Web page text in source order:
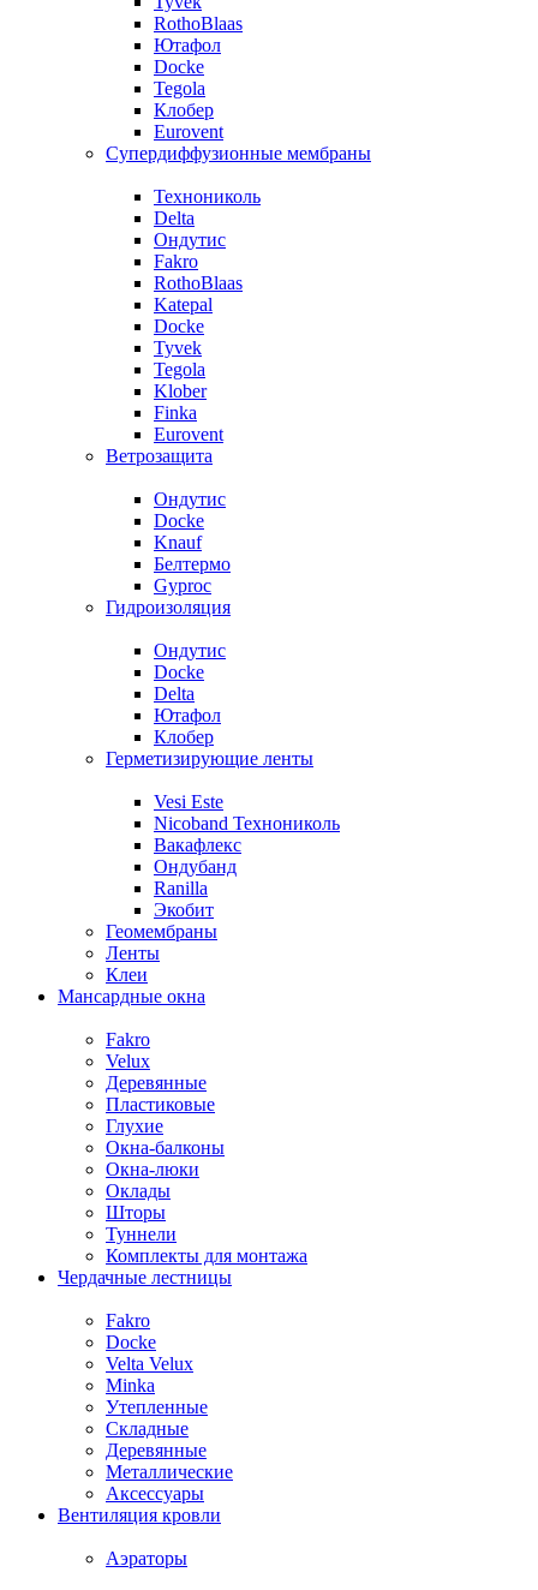
RothoBlaas
Ютафол
Docke
Tegola
Клобер
Eurovent
Супердиффузионные мембраны
Технониколь
Delta
Ондутис
Fakro
RothoBlaas
Katepal
Docke
Tyvek
Tegola
Klober
Finka
Eurovent
Ветрозащита
Ондутис
Docke
Knauf
Белтермо
Gyproc
Гидроизоляция
Ондутис
Docke
Delta
Ютафол
Клобер
Герметизирующие ленты
Vesi Este
Nicoband Технониколь
Вакафлекс
Ондубанд
Ranilla
Экобит
Геомембраны
Ленты
Клеи
Мансардные окна
Fakro
Velux
Деревянные
Пластиковые
Глухие
Окна-балконы
Окна-люки
Оклады
Шторы
Туннели
Комплекты для монтажа
Чердачные лестницы
Fakro
Docke
Velta Velux
Minka
Утепленные
Складные
Деревянные
Металлические
Аксессуары
Вентиляция кровли
Аэраторы